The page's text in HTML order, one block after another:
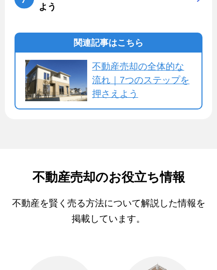
よう
関連記事はこちら
不動産売却の全体的な
流れ｜7つのステップを
押さえよう
不動産売却のお役立ち情報
不動産を賢く売る方法について解説した情報を
掲載しています。